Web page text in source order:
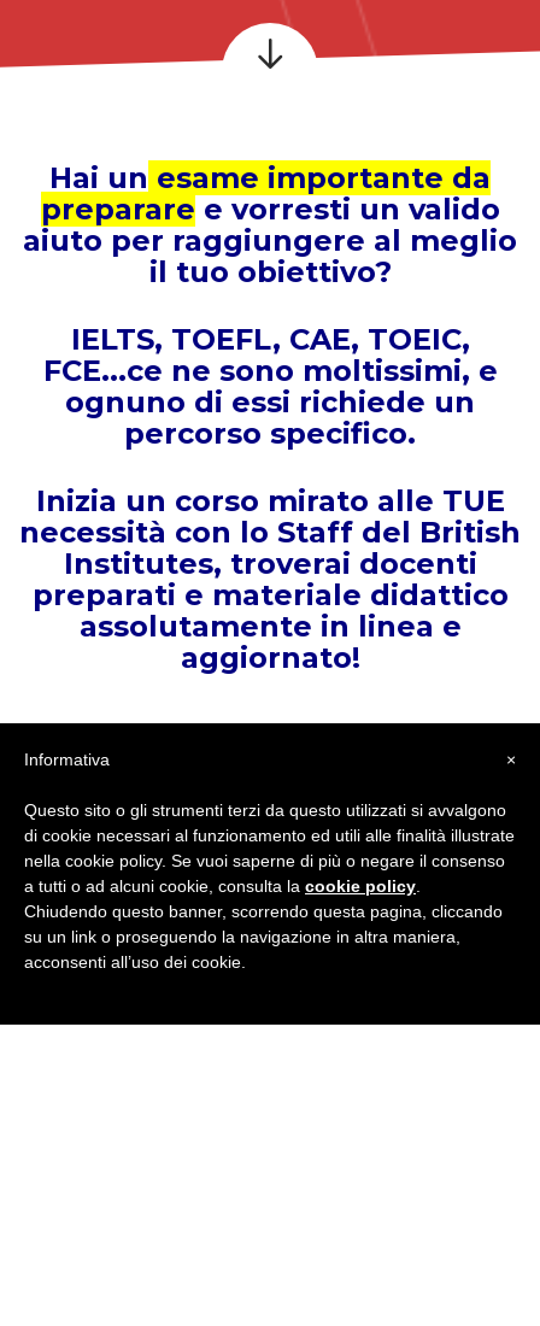
Hai un esame importante da
preparare e vorresti un valido
aiuto per raggiungere al meglio
il tuo obiettivo?
IELTS, TOEFL, CAE, TOEIC,
FCE...ce ne sono moltissimi, e
ognuno di essi richiede un
percorso specifico.
Inizia un corso mirato alle TUE
necessità con lo Staff del British
Institutes, troverai docenti
preparati e materiale didattico
assolutamente in linea e
aggiornato!
CORSI INDIVIDUALI
×
Informativa
Questo sito o gli strumenti terzi da questo utilizzati si avvalgono
di cookie necessari al funzionamento ed utili alle finalità illustrate
nella cookie policy. Se vuoi saperne di più o negare il consenso
a tutti o ad alcuni cookie, consulta la cookie policy
Chiudendo questo banner, scorrendo questa pagina, cliccando
su un link o proseguendo la navigazione in altra maniera,
acconsenti all’uso dei cookie.